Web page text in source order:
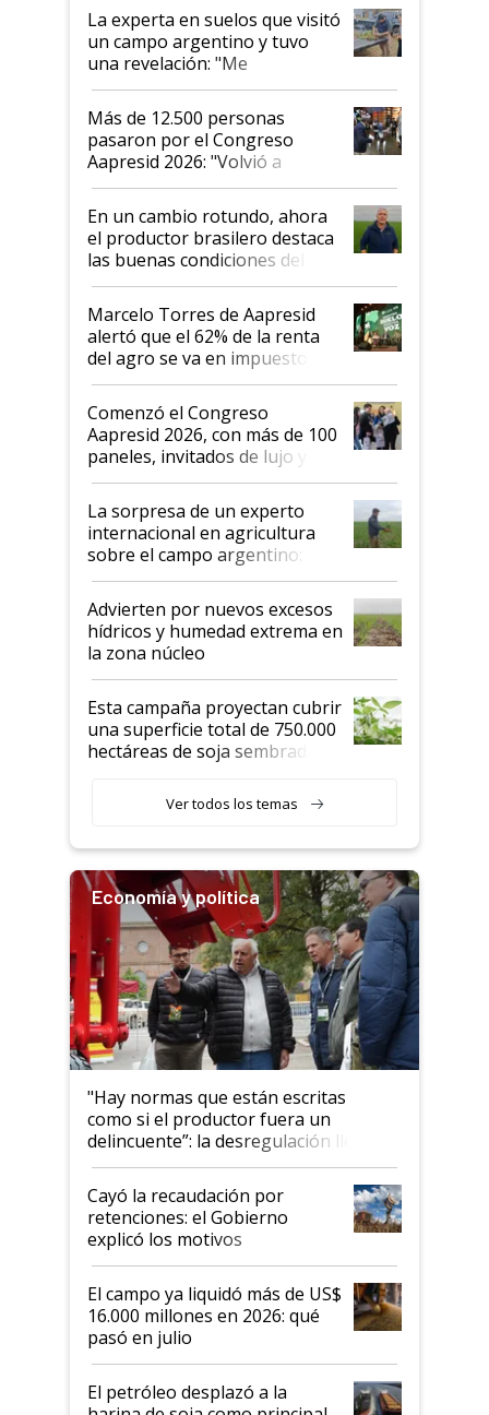
La experta en suelos que visitó
un campo argentino y tuvo
una revelación: "Me
impresionó mucho"
Más de 12.500 personas
pasaron por el Congreso
Aapresid 2026: "Volvió a
demostrar que hablar del
suelo es hablar de todo el
sistema productivo"
En un cambio rotundo, ahora
el productor brasilero destaca
las buenas condiciones del
agro argentino para invertir:
"Los veo más motivados"
Marcelo Torres de Aapresid
alertó que el 62% de la renta
del agro se va en impuestos:
"No es bueno que en
Argentina se sigan discutiendo
las mismas cosas de hace 50
años"
Comenzó el Congreso
Aapresid 2026, con más de 100
paneles, invitados de lujo y
todas las tendencias
La sorpresa de un experto
internacional en agricultura
sobre el campo argentino:
"Estoy muy impresionado"
Advierten por nuevos excesos
hídricos y humedad extrema en
la zona núcleo
Esta campaña proyectan cubrir
una superficie total de 750.000
hectáreas de soja sembradas
variedades que marcan un
salto tecnológico en genética y
Ver todos los temas
Economía y política
"Hay normas que están escritas
como si el productor fuera un
delincuente”: la desregulación llegó
al Congreso Aapresid y hasta se
habló del financiamiento al IPCVA
Cayó la recaudación por
retenciones: el Gobierno
explicó los motivos
El campo ya liquidó más de US$
16.000 millones en 2026: qué
pasó en julio
El petróleo desplazó a la